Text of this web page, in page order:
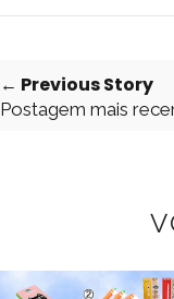
← Previous Story
Postagem mais